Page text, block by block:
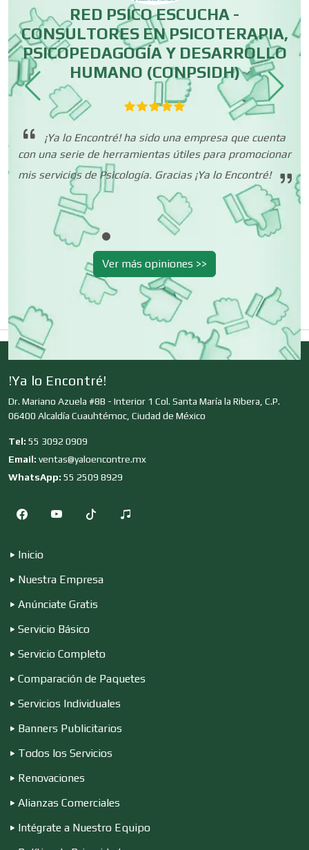
Centros de Espectáculos
Centros de Nutrición
Centros Turísticos
Cerrajerías
Cibercafés
Clínicas de Belleza
Clínicas de Rehabilitación
Clínicas y Hospitales
Clubes Deportivos
Cocinas Integrales
Construcciones en General
Contadores
RED PSICO ESCUCHA -
CONSULTORES EN PSICOTERAPIA,
PSICOPEDAGOGÍA Y DESARROLLO
HUMANO (CONPSIDH)
¡Ya lo Encontré! ha sido una empresa que cuenta
con una serie de herramientas útiles para promocionar
mis servicios de Psicología. Gracias ¡Ya lo Encontré!
Ver más opiniones >>
!Ya lo Encontré!
Dr. Mariano Azuela #8B - Interior 1 Col. Santa María la Ribera, C.P.
06400 Alcaldía Cuauhtémoc, Ciudad de México
Tel: 55 3092 0909
Email: ventas@yaloencontre.mx
WhatsApp: 55 2509 8929
Inicio
Nuestra Empresa
Anúnciate Gratis
Servicio Básico
Servicio Completo
Comparación de Paquetes
Servicios Individuales
Banners Publicitarios
Todos los Servicios
Renovaciones
Alianzas Comerciales
Intégrate a Nuestro Equipo